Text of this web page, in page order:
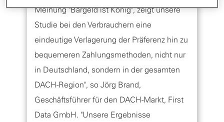
Meinung "Bargeld ist König", zeigt unsere
Studie bei den Verbrauchern eine
eindeutige Verlagerung der Präferenz hin zu
bequemeren Zahlungsmethoden, nicht nur
in Deutschland, sondern in der gesamten
DACH-Region", so Jörg Brand,
Geschäftsführer für den DACH-Markt, First
Data GmbH. "Unsere Ergebnisse